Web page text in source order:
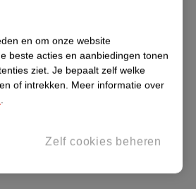
gebruik
voor extra bescherming
ondergoed
makkelijk in elk soort
en om onze website
beste acties en aanbiedingen tonen
ziet. Je bepaalt zelf welke
of intrekken. Meer informatie over
.
Zelf cookies beheren